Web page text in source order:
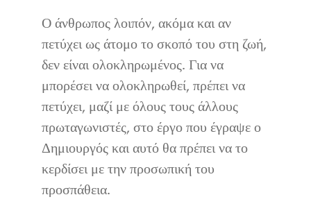
Ο άνθρωπος λοιπόν, ακόμα και αν
πετύχει ως άτομο το σκοπό του στη ζωή,
δεν είναι ολοκληρωμένος. Για να
μπορέσει να ολοκληρωθεί, πρέπει να
πετύχει, μαζί με όλους τους άλλους
πρωταγωνιστές, στο έργο που έγραψε ο
Δημιουργός και αυτό θα πρέπει να το
κερδίσει με την προσωπική του
προσπάθεια.